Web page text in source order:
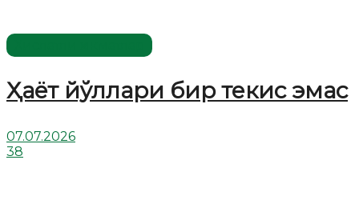
Ҳаёт йўллари бир текис эмас
07.07.2026
38